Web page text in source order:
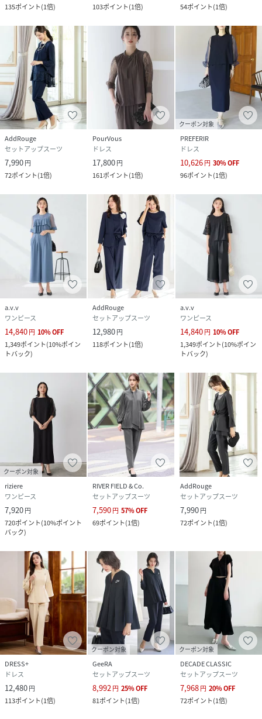
135ポイント(1倍)
103ポイント(1倍)
54ポイント(1倍)
AddRouge
セットアップスーツ
7,990円
72ポイント(1倍)
PourVous
ドレス
17,800円
161ポイント(1倍)
クーポン対象
PREFERIR
ドレス
10,626円 30%OFF
96ポイント(1倍)
a.v.v
ワンピース
14,840円 10%OFF
1,349ポイント(10%ポイン
トバック)
AddRouge
セットアップスーツ
12,980円
118ポイント(1倍)
a.v.v
ワンピース
14,840円 10%OFF
1,349ポイント(10%ポイン
トバック)
クーポン対象
riziere
ワンピース
7,920円
720ポイント(10%ポイント
バック)
RIVER FIELD & Co.
セットアップスーツ
7,590円 57%OFF
69ポイント(1倍)
AddRouge
セットアップスーツ
7,990円
72ポイント(1倍)
DRESS+
ドレス
12,480円
113ポイント(1倍)
クーポン対象
GeeRA
セットアップスーツ
8,992円 25%OFF
81ポイント(1倍)
クーポン対象
DECADE CLASSIC
セットアップスーツ
7,968円 20%OFF
72ポイント(1倍)